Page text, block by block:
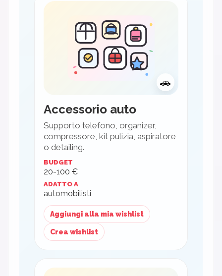
🚗
Accessorio auto
Supporto telefono, organizer,
compressore, kit pulizia, aspiratore
o detailing.
BUDGET
20-100 €
ADATTO A
automobilisti
Aggiungi alla mia wishlist
Crea wishlist